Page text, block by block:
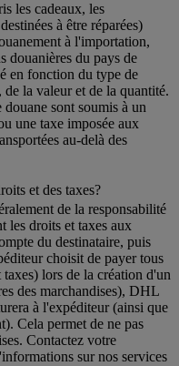
les cadeaux, les
à être réparées)
à l'importation,
douanières du pays de
en fonction du type de
la valeur et de la quantité.
sont soumis à un
une taxe imposée aux
au-delà des
et des taxes?
de la responsabilité
les droits et taxes aux
du destinataire, puis
choisit de payer tous
lors de la création d'un
des marchandises), DHL
à l'expéditeur (ainsi que
Cela permet de ne pas
Contactez votre
sur nos services